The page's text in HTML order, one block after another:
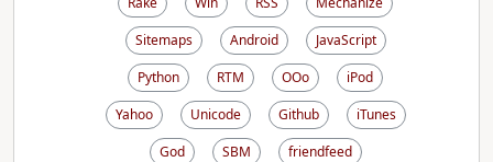
Sitemaps
Android
JavaScript
Python
RTM OOo
iPod
Yahoo
Unicode Github
iTunes
God
SBM
friendfeed